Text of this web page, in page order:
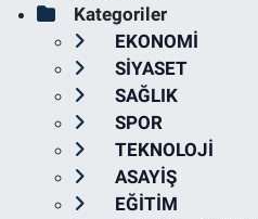
Kategoriler
EKONOMİ
SİYASET
SAĞLIK
SPOR
TEKNOLOJİ
ASAYİŞ
EĞİTİM